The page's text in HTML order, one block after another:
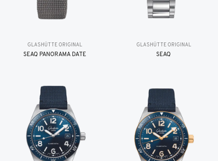
GLASHÜTTE ORIGINAL
SEAQ PANORAMA DATE
GLASHÜTTE ORIGINAL
SEAQ